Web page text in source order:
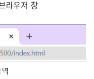
라우저 창